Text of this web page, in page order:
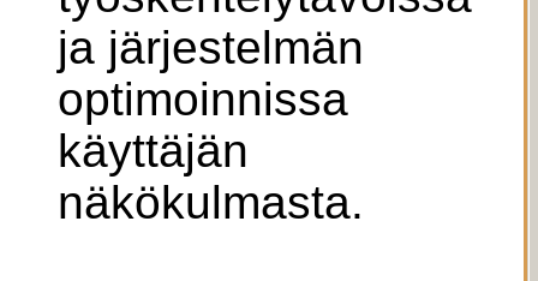
ja järjestelmän
optimoinnissa
käyttäjän
näkökulmasta.